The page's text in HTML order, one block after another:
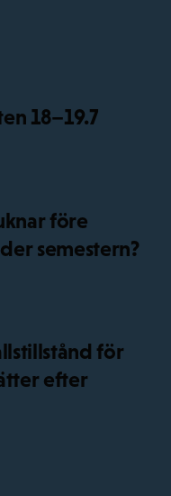
18–19.7
före
semestern?
för
efter